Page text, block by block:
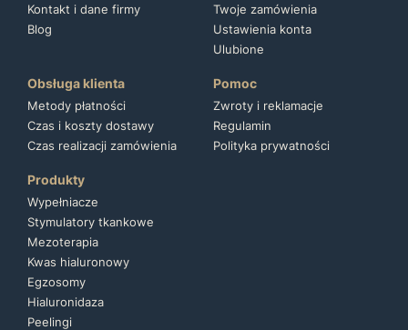
Kontakt i dane firmy
Blog
Twoje zamówienia
Ustawienia konta
Ulubione
Obsługa klienta
Metody płatności
Czas i koszty dostawy
Czas realizacji zamówienia
Pomoc
Zwroty i reklamacje
Regulamin
Polityka prywatności
Produkty
Wypełniacze
Stymulatory tkankowe
Mezoterapia
Kwas hialuronowy
Egzosomy
Hialuronidaza
Peelingi